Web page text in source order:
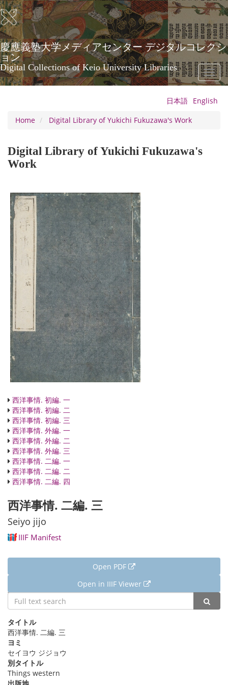
Skip
to
main
content
慶應義塾大学メディアセンター デジタルコレクシ
ョン
Digital Collections of Keio University Libraries
Toggle
日本語 English
Home
Digital Library of Yukichi Fukuzawa's Work
Digital Library of Yukichi Fukuzawa's
Work
西洋事情. 初編. 一
西洋事情. 初編. 二
西洋事情. 初編. 三
西洋事情. 外編. 一
西洋事情. 外編. 二
西洋事情. 外編. 三
西洋事情. 二編. 一
西洋事情. 二編. 二
西洋事情. 二編. 四
西洋事情. 二編. 三
Seiyo jijo
IIIF Manifest
Open PDF
Open in IIIF Viewer
詳細情報
タイトル
西洋事情. 二編. 三
ヨミ
セイヨウ ジジョウ
別タイトル
Things western